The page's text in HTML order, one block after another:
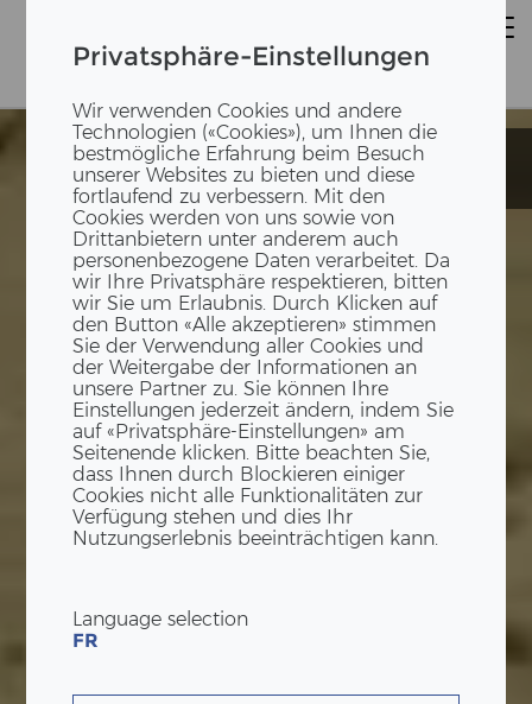
Privatsphäre-Einstellungen
Wir verwenden Cookies und andere
Technologien («Cookies»), um Ihnen die
bestmögliche Erfahrung beim Besuch
unserer Websites zu bieten und diese
fortlaufend zu verbessern. Mit den
Cookies werden von uns sowie von
Drittanbietern unter anderem auch
personenbezogene Daten verarbeitet. Da
wir Ihre Privatsphäre respektieren, bitten
wir Sie um Erlaubnis. Durch Klicken auf
den Button «Alle akzeptieren» stimmen
Sie der Verwendung aller Cookies und
der Weitergabe der Informationen an
unsere Partner zu. Sie können Ihre
Einstellungen jederzeit ändern, indem Sie
auf «Privatsphäre-Einstellungen» am
Seitenende klicken. Bitte beachten Sie,
dass Ihnen durch Blockieren einiger
Cookies nicht alle Funktionalitäten zur
Verfügung stehen und dies Ihr
Nutzungserlebnis beeinträchtigen kann.
Language selection
FR
Mehrfamilienhaus
S28
Mehrfamilienhaus
S28